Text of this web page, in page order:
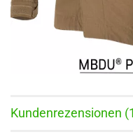
Kundenrezensionen